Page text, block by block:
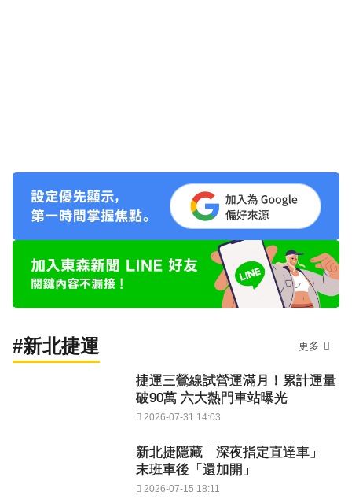
#新北捷運 更多
捷運三鶯線試營運滿月！累計運量
破90萬 六大熱門車站曝光
2026-07-31 14:03
新北捷隱藏「深夜指定直達車」
末班車後「還加開」
2026-07-15 18:11